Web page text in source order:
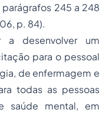
245 a 248
p. 84).
desenvolver um
para o pessoal
de enfermagem e
todas as pessoas
saúde mental, em